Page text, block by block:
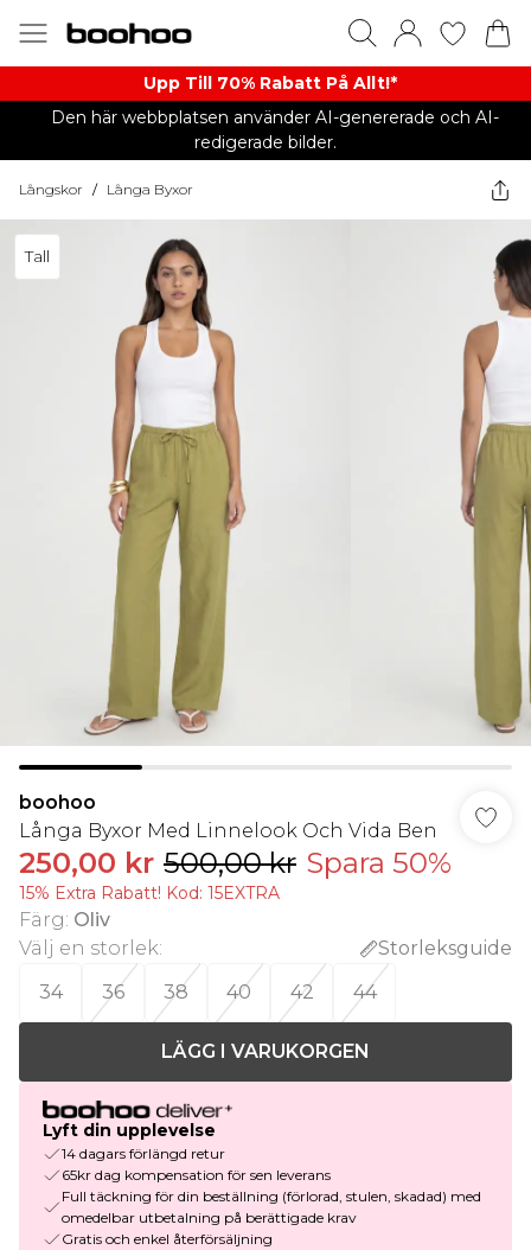
Upp Till 70% Rabatt På Allt!*
Den här webbplatsen använder AI-genererade och AI-
redigerade bilder.
Långskor / Långa Byxor
Tall
boohoo
Långa Byxor Med Linnelook Och Vida Ben
250,00 kr 500,00 kr Spara 50%
15% Extra Rabatt! Kod: 15EXTRA
Färg: Oliv
Välj en storlek:
Storleksguide
34
36 38 40 42 44
LÄGG I VARUKORGEN
Lyft din upplevelse
14 dagars förlängd retur
65kr dag kompensation för sen leverans
Full täckning för din beställning (förlorad, stulen, skadad) med
omedelbar utbetalning på berättigade krav
Gratis och enkel återförsäljning